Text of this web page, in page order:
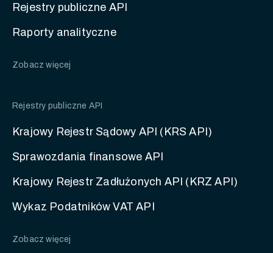
Rejestry publiczne API
Raporty analityczne
Zobacz więcej
Rejestry publiczne API
Krajowy Rejestr Sądowy API (KRS API)
Sprawozdania finansowe API
Krajowy Rejestr Zadłużonych API (KRZ API)
Wykaz Podatników VAT API
Zobacz więcej